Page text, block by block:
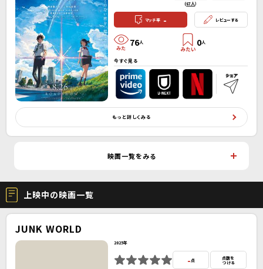
(67人）
マッチ率 - レビューする
76人 0人
今すぐ見る
もっと詳しくみる
映画一覧をみる
上映中の映画一覧
JUNK WORLD
2025年
- 点
点数を
つける